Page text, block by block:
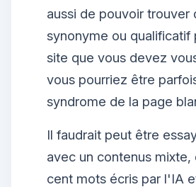
aussi de pouvoir trouver
synonyme ou qualificatif
site que vous devez
vous pourriez être
syndrome de la page
Il faudrait peut être
avec un contenus mixte,
cent mots écris par l'IA